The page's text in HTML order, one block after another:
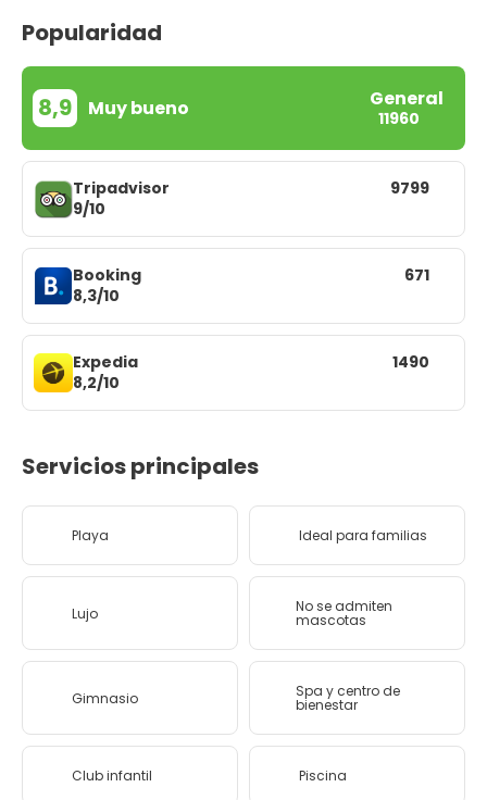
Popularidad
8,9 Muy bueno General
11960
Tripadvisor
9/10
9799
Booking
8,3/10
671
Expedia
8,2/10
1490
Servicios principales
Playa Ideal para familias
Lujo No se admiten
mascotas
Gimnasio Spa y centro de
bienestar
Club infantil Piscina